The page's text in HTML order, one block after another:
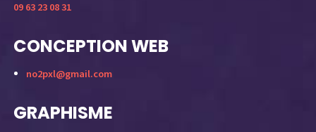
09 63 23 08 31
CONCEPTION WEB
no2pxl@gmail.com
GRAPHISME